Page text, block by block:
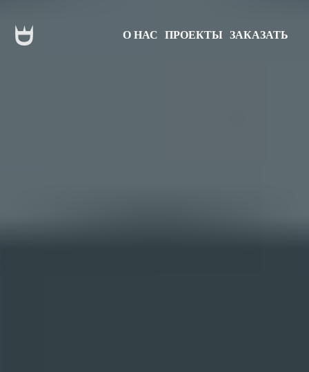
О НАС ПРОЕКТЫ ЗАКАЗАТЬ